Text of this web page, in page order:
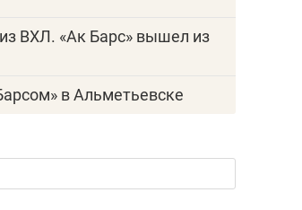
ВХЛ. «Ак Барс» вышел из
в Альметьевске